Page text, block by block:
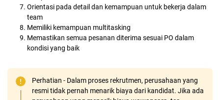
Orientasi pada detail dan kemampuan untuk bekerja dalam
team
Memiliki kemampuan multitasking
Memastikan semua pesanan diterima sesuai PO dalam
kondisi yang baik
Perhatian - Dalam proses rekrutmen, perusahaan yang
resmi tidak pernah menarik biaya dari kandidat. Jika ada